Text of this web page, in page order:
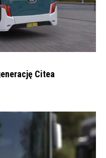
Citea